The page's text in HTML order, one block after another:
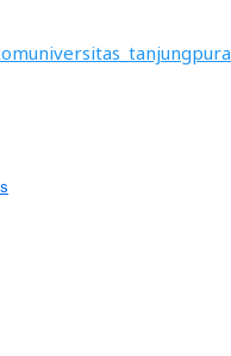
universitas_tanjungpura